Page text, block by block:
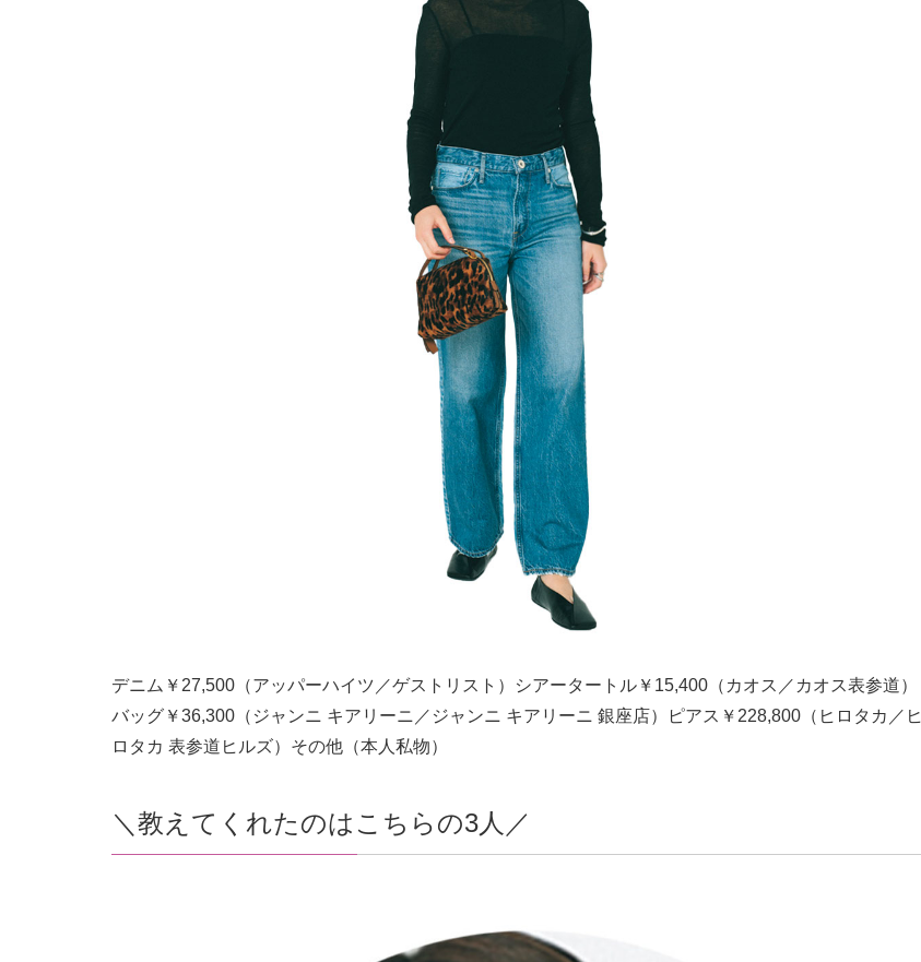
デニム￥ 27,500 （アッパーハイツ／ゲストリスト）シアータートル￥ 15,400 （カオス／カオス表参道）
バッグ￥36,300 （ジャンニ キアリーニ／ジャンニ キアリーニ 銀座店）ピアス￥ 228,800 （ヒロタカ／ヒ
ロタカ 表参道ヒルズ）その他（本人私物）
＼教えてくれたのはこちらの3人／